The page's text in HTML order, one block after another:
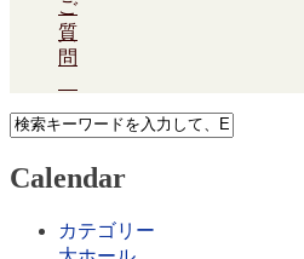
ご
質
問
Calendar
カテゴリー